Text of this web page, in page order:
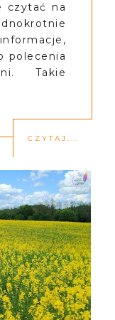
czytać na
polecenia
Takie
CZYTAJ...